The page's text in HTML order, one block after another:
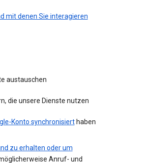
mit denen Sie interagieren
austauschen
die unsere Dienste nutzen
Konto synchronisierthaben
zu erhalten oder um
Anruf- und